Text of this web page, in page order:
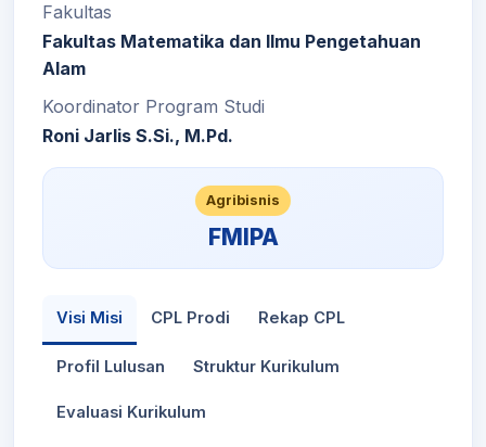
Fakultas
Fakultas Matematika dan Ilmu Pengetahuan
Alam
Koordinator Program Studi
Roni Jarlis S.Si., M.Pd.
Agribisnis
FMIPA
Visi Misi CPL Prodi Rekap CPL
Profil Lulusan Struktur Kurikulum
Evaluasi Kurikulum